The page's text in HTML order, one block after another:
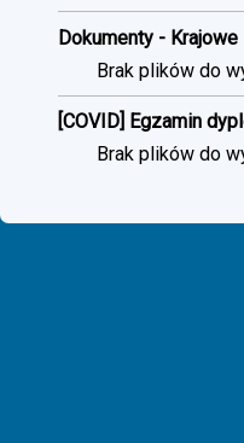
Dokumenty -
Brak plików do
[COVID] Egzamin
Brak plików do